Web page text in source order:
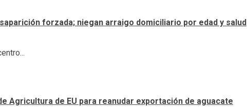
forzada; niegan arraigo domiciliario por edad y salud
Agricultura de EU para reanudar exportación de aguacate